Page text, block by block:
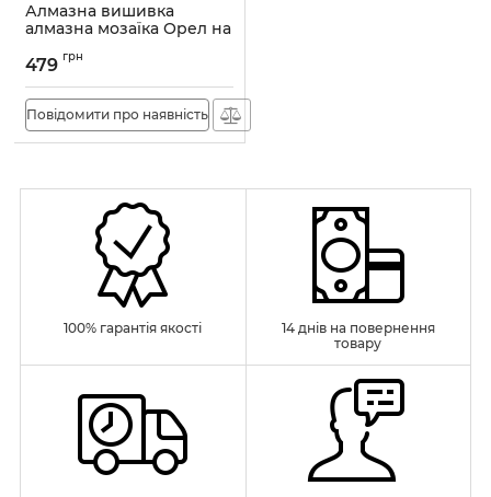
Алмазна вишивка
алмазна мозаїка Орел на
OG00214SS
Артикул:OG00214SS
479 грн
Повідомити про наявність
100% гарантія якості
14 днів на повернення
товару